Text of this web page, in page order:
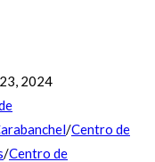
2024
/Centro de
/Centro de